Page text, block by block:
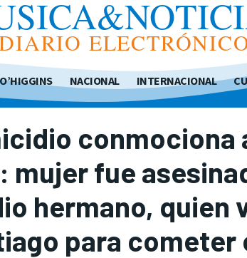
NACIONAL INTERNACIONAL
conmociona
mujer fue
hermano, quien
para cometer